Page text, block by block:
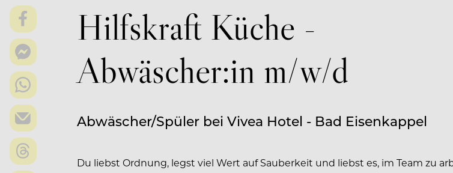
Hilfskraft Küche -
Abwäscher:in m/w/d
Abwäscher/Spüler bei Vivea Hotel - Bad Eisenkappel
Du liebst Ordnung, legst viel Wert auf Sauberkeit und liebst es, im Team zu